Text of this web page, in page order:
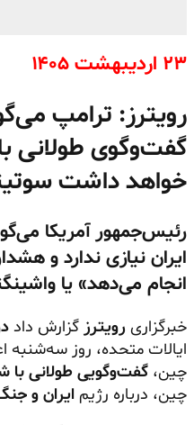
۲۳ اردیبهشت ۱۴۰۵
رویترز: ترامپ
گفت‌وگوی طولانی
خواهد داشت
رئیس‌جمهور آمریکا
ایران نیازی ندارد و
انجام می‌دهد» یا
خبرگزاری رویترز گزارش داد
ایالات متحده، روز سه‌شنبه
چین، گفت‌وگویی طولانی
چین، درباره رژیم ایران و